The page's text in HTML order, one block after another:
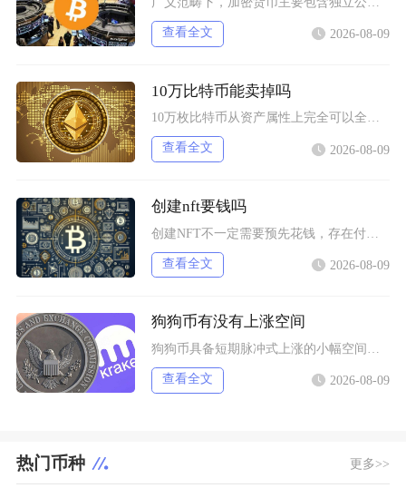
查看全文 2026-08-09
10万比特币能卖掉吗
10万枚比特币从资产属性上完全可以全部卖出，但无法在公开现货市场一次性市价成交，想要足额变
查看全文 2026-08-09
创建nft要钱吗
查看全文 2026-08-09
狗狗币有没有上涨空间
查看全文 2026-08-09
热门币种 更多>>